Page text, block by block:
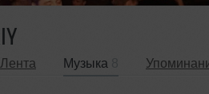
Лента Музыка